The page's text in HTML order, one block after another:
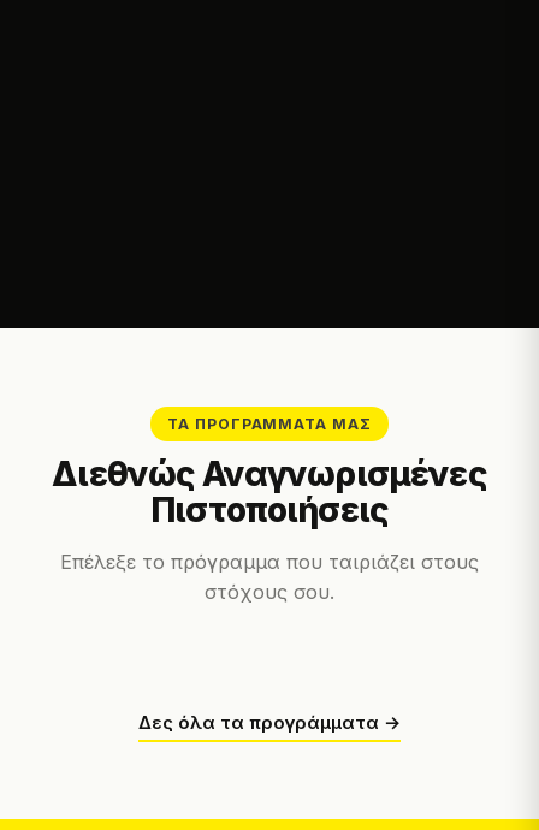
ΤΑ ΠΡΟΓΡΆΜΜΑΤΆ ΜΑΣ
Διεθνώς Αναγνωρισμένες
Πιστοποιήσεις
Επέλεξε το πρόγραμμα που ταιριάζει στους
στόχους σου.
Δες όλα τα προγράμματα →